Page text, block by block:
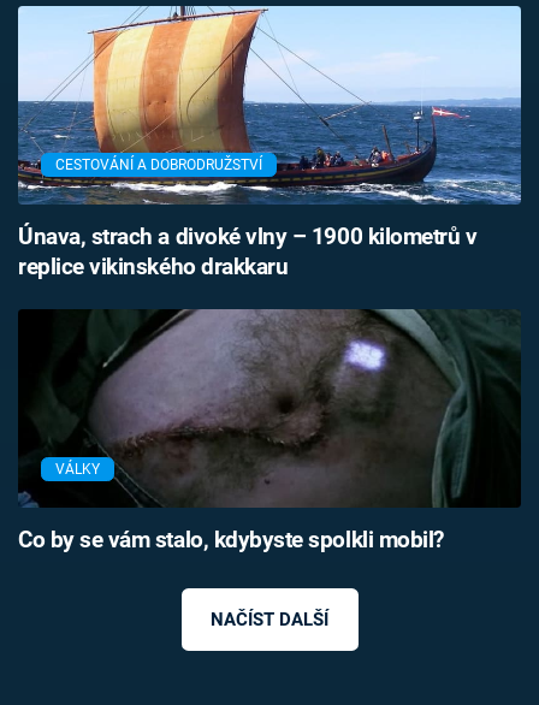
CESTOVÁNÍ A DOBRODRUŽSTVÍ
Únava, strach a divoké vlny – 1900 kilometrů v
replice vikinského drakkaru
VÁLKY
Co by se vám stalo, kdybyste spolkli mobil?
NAČÍST DALŠÍ